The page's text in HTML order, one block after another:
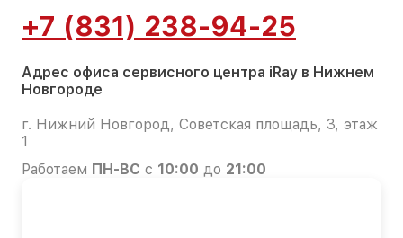
+7 (831) 238-94-25
Адрес офиса сервисного центра iRay в Нижнем
Новгороде
г. Нижний Новгород, Советская площадь, 3, этаж
1
Работаем ПН-ВС с 10:00 до 21:00